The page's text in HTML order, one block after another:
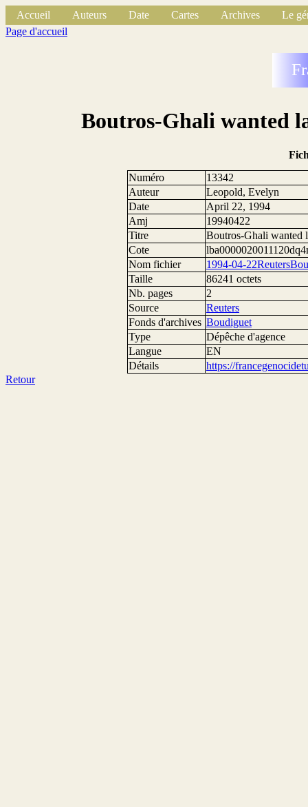
Accueil Auteurs Date Cartes Archives
Le
Page d'accueil
Boutros-Ghali wanted
Numéro
13342
Auteur
Leopold, Evelyn
Date
April 22, 1994
Amj
19940422
Titre
Boutros-Ghali wanted
Cote
Nom fichier
1994-04-
Taille
86241 octets
Nb. pages
2
Source
Reuters
Fonds d'archives Boudiguet
Type
Dépêche d'agence
Langue
EN
Détails
https://
Retour